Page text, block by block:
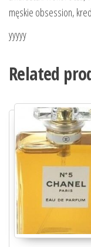
męskie obsession,
yyyyy
Related